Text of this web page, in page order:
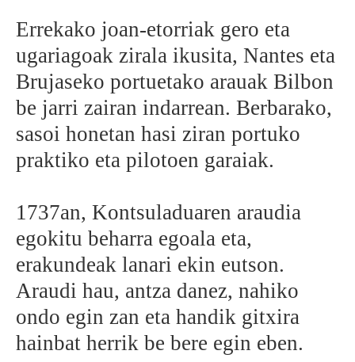
Errekako joan-etorriak gero eta
ugariagoak zirala ikusita, Nantes eta
Brujaseko portuetako arauak Bilbon
be jarri zairan indarrean. Berbarako,
sasoi honetan hasi ziran portuko
praktiko eta pilotoen garaiak.
1737an, Kontsuladuaren araudia
egokitu beharra egoala eta,
erakundeak lanari ekin eutson.
Araudi hau, antza danez, nahiko
ondo egin zan eta handik gitxira
hainbat herrik be bere egin eben.